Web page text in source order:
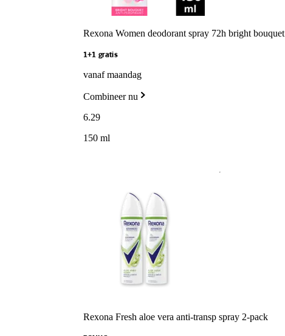
Rexona Women deodorant spray 72h bright bouquet
1+1 gratis
vanaf maandag
Combineer nu
6.29
150 ml
Rexona Fresh aloe vera anti-transp spray 2-pack